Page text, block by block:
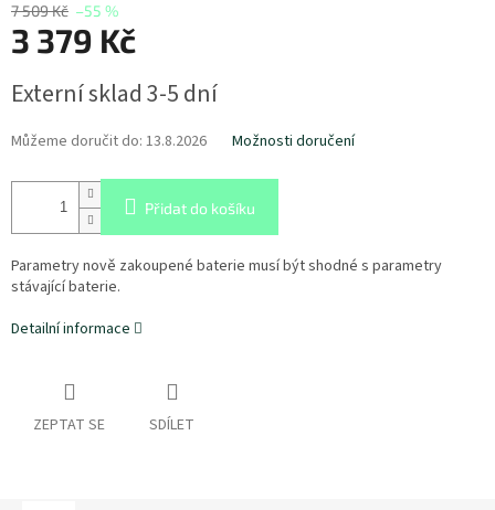
7 509 Kč –55 %
3 379 Kč
cena:
Externí sklad 3-5 dní
Můžeme doručit do: 13.8.2026 Možnosti doručení
Přidat do košíku
Parametry nově zakoupené baterie musí být shodné s parametry
stávající baterie.
Detailní informace
ZEPTAT SE SDÍLET